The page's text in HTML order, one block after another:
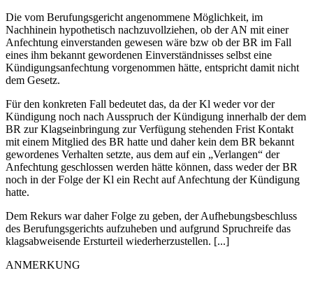
Die vom Berufungsgericht angenommene Möglichkeit, im
Nachhinein hypothetisch nachzuvollziehen, ob der AN mit einer
Anfechtung einverstanden gewesen wäre bzw ob der BR im Fall
eines ihm bekannt gewordenen Einverständnisses selbst eine
Kündigungsanfechtung vorgenommen hätte, entspricht damit nicht
dem Gesetz.
Für den konkreten Fall bedeutet das, da der Kl weder vor der
Kündigung noch nach Ausspruch der Kündigung innerhalb der dem
BR zur Klagseinbringung zur Verfügung stehenden Frist Kontakt
mit einem Mitglied des BR hatte und daher kein dem BR bekannt
gewordenes Verhalten setzte, aus dem auf ein „Verlangen“ der
Anfechtung geschlossen werden hätte können, dass weder der BR
noch in der Folge der Kl ein Recht auf Anfechtung der Kündigung
hatte.
Dem Rekurs war daher Folge zu geben, der Aufhebungsbeschluss
des Berufungsgerichts aufzuheben und aufgrund Spruchreife das
klagsabweisende Ersturteil wiederherzustellen. [...]
ANMERKUNG